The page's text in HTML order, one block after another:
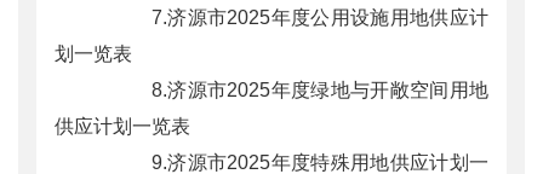
7.济源市2025年度公用设施用地供应计
划一览表
8.济源市2025年度绿地与开敞空间用地
供应计划一览表
9.济源市2025年度特殊用地供应计划一